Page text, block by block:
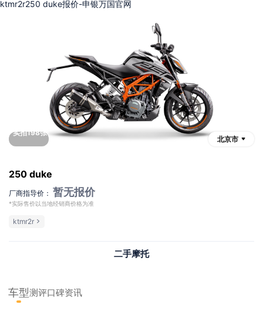
ktmr2r250 duke报价-申银万国官网
实拍198张
北京市
250 duke
厂商指导价： 暂无报价
*实际售价以当地经销商价格为准
ktmr2r
二手摩托
车型测评口碑资讯